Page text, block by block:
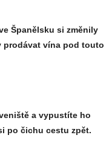
Španělsku si změnily
prodávat vína pod touto
a vypustíte ho
po čichu cestu zpět.